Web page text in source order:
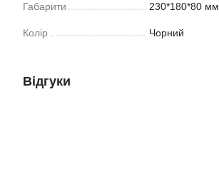
Габарити 230*180*80 мм
Колір Чорний
Відгуки